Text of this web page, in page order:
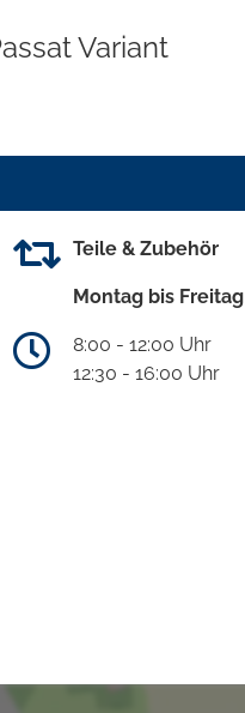
Variant
Teile & Zubehör
Montag bis Freitag
8:00 - 12:00 Uhr
12:30 - 16:00 Uhr